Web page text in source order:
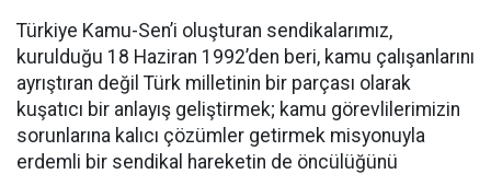
Türkiye Kamu-Sen’i oluşturan sendikalarımız,
kurulduğu 18 Haziran 1992’den beri, kamu çalışanlarını
ayrıştıran değil Türk milletinin bir parçası olarak
kuşatıcı bir anlayış geliştirmek; kamu görevlilerimizin
sorunlarına kalıcı çözümler getirmek misyonuyla
erdemli bir sendikal hareketin de öncülüğünü